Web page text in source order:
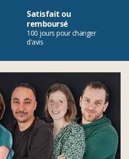
Satisfait ou
remboursé
100 jours pour changer
d'avis